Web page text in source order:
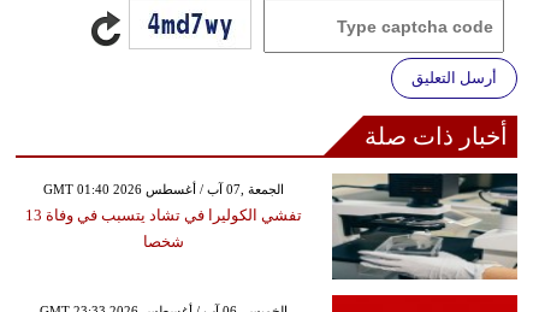
أرسل التعليق
أخبار ذات صلة
GMT 01:40 2026 الجمعة ,07 آب / أغسطس
تفشي الكوليرا في تشاد يتسبب في وفاة 13
شخصا